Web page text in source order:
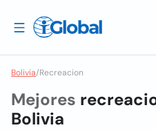
Bolivia/Recreacion
Mejores
Bolivia